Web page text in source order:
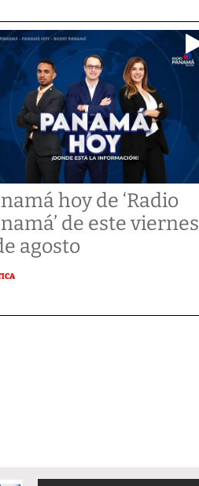
hoy de ‘Radio
de este viernes
agosto